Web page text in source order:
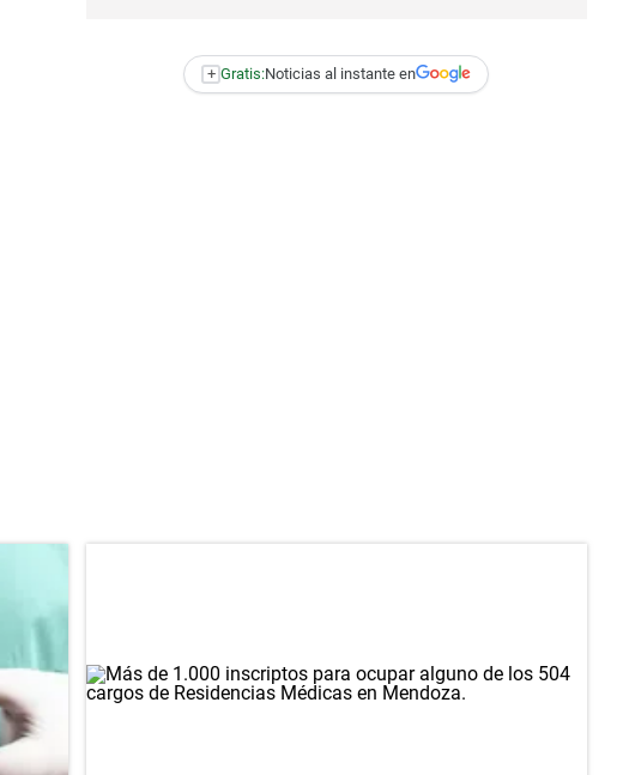
+ Gratis:Noticias al instante en